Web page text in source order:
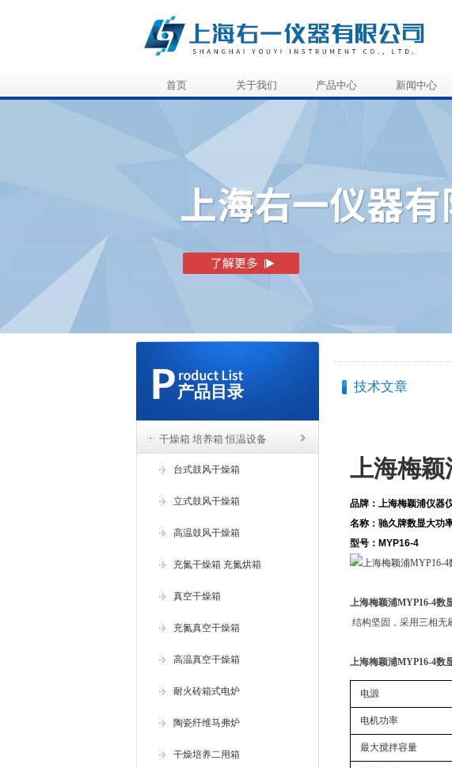
首页 关于我们 产品中心 新闻中心
产品目录
干燥箱 培养箱 恒温设备
台式鼓风干燥箱
立式鼓风干燥箱
高温鼓风干燥箱
充氮干燥箱 充氮烘箱
真空干燥箱
充氮真空干燥箱
高温真空干燥箱
耐火砖箱式电炉
陶瓷纤维马弗炉
干燥培养二用箱
技术文章
上海梅颖
品牌：上海梅颖浦仪器
名称：驰久牌数显大功
型号：MYP16-4
上海梅颖浦MYP16-4数
结构坚固，采用三相无
上海梅颖浦MYP16-4数
电源
电机功率
最大搅拌容量